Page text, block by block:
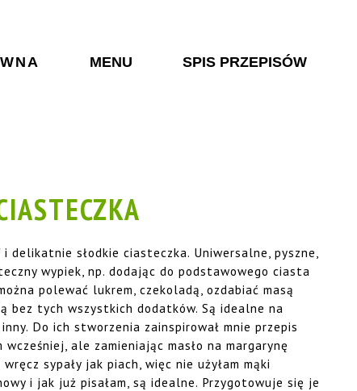
MENU SPIS PRZEPISÓW
delikatnie słodkie ciasteczka. Uniwersalne, pyszne,
wypiek, np. dodając do podstawowego ciasta
polewać lukrem, czekoladą, ozdabiać masą
bez tych wszystkich dodatków. Są idealne na
Do ich stworzenia zainspirował mnie przepis
wcześniej, ale zamieniając masło na margarynę
sypały jak piach, więc nie użyłam mąki
i jak już pisałam, są idealne. Przygotowuje się je